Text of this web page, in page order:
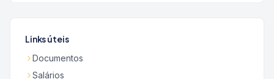
Links úteis
Documentos
Salários